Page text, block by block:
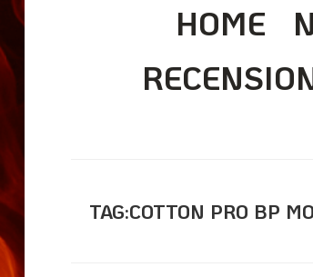
HOME
TAG:COTTON PRO BP